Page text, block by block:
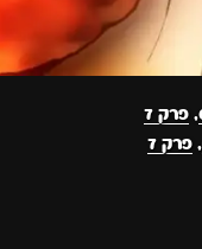
,פרק 7
, פרק 7